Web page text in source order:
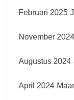
Februari 2025
November 2024
Augustus 2024
April 2024